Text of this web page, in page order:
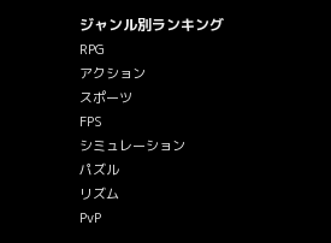
ジャンル別ランキング
RPG
アクション
スポーツ
FPS
シミュレーション
パズル
リズム
PvP